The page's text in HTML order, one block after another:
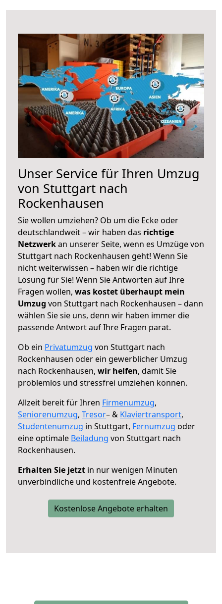
Unser Service für Ihren Umzug
von Stuttgart nach
Rockenhausen
Sie wollen umziehen? Ob um die Ecke oder
deutschlandweit – wir haben das richtige
Netzwerkan unserer Seite, wenn es Umzüge von
Stuttgart nach Rockenhausen geht! Wenn Sie
nicht weiterwissen – haben wir die richtige
Lösung für Sie! Wenn Sie Antworten auf Ihre
Fragen wollen, was kostet überhaupt mein
Umzug von Stuttgart nach Rockenhausen – dann
wählen Sie sie uns, denn wir haben immer die
passende Antwort auf Ihre Fragen parat.
Ob ein Privatumzug von Stuttgart nach
Rockenhausen oder ein gewerblicher Umzug
nach Rockenhausen, wir helfen, damit Sie
problemlos und stressfrei umziehen können.
Allzeit bereit für Ihren Firmenumzug,
Seniorenumzug, Tresor– & Klaviertransport,
Studentenumzug in Stuttgart, Fernumzug oder
eine optimale Beiladung von Stuttgart nach
Rockenhausen.
Erhalten Sie jetzt in nur wenigen Minuten
unverbindliche und kostenfreie Angebote.
Kostenlose Angebote erhalten